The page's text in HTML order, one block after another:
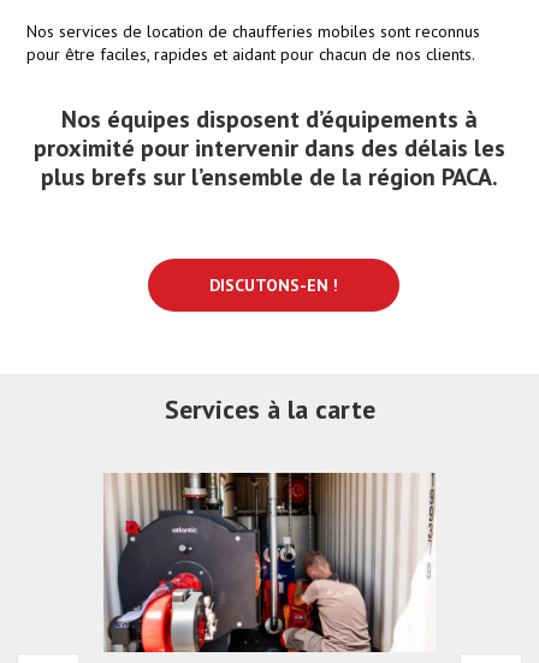
Nos services de location de chaufferies mobiles sont reconnus
pour être faciles, rapides et aidant pour chacun de nos clients.
Nos équipes disposent d’équipements à
proximité pour intervenir dans des délais les
plus brefs sur l’ensemble de la région PACA.
DISCUTONS-EN !
Services à la carte